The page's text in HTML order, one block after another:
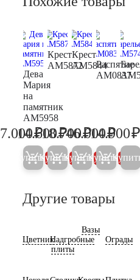
Дева
Мария
на
памятник
AM5958
7.400
7.000₽
Купить 5%
Крест
AM5872
15.400
14.600₽
Купить 5%
Крест
AM5844
19.700
18.700₽
Купить 5%
Распятие
AM0837
46.000₽
Купить 5%
14.900₽
Другие товары
ЦветникНадгробные
плиты
Вазы
Ограды